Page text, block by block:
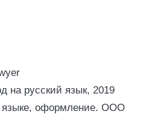
на русский язык, 2019
языке, оформление. ООО